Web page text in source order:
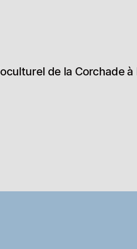
de la Corchade à